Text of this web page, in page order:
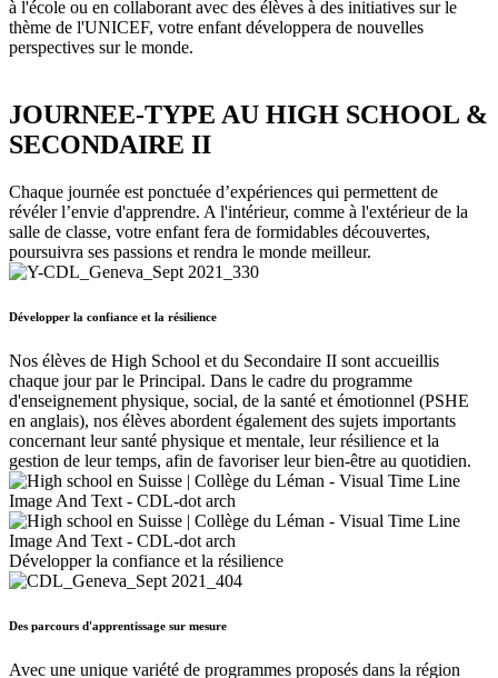
à l'école ou en collaborant avec des élèves à des initiatives sur le
thème de l'UNICEF, votre enfant développera de nouvelles
perspectives sur le monde.
JOURNEE-TYPE AU HIGH SCHOOL &
SECONDAIRE II
Chaque journée est ponctuée d’expériences qui permettent de
révéler l’envie d'apprendre. A l'intérieur, comme à l'extérieur de la
salle de classe, votre enfant fera de formidables découvertes,
poursuivra ses passions et rendra le monde meilleur.
Développer la confiance et la résilience
Nos élèves de High School et du Secondaire II sont accueillis
chaque jour par le Principal. Dans le cadre du programme
d'enseignement physique, social, de la santé et émotionnel (PSHE
en anglais), nos élèves abordent également des sujets importants
concernant leur santé physique et mentale, leur résilience et la
gestion de leur temps, afin de favoriser leur bien-être au quotidien.
Développer la confiance et la résilience
Des parcours d'apprentissage sur mesure
Avec une unique variété de programmes proposés dans la région